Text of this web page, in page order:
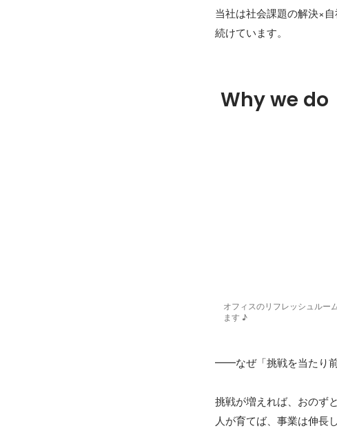
当社は社会課題の解決×
続けています。
Why we do
オフィスのリフレッシュルー
ます ♪
━━なぜ「挑戦を当たり
挑戦が増えれば、おのず
人が育てば、事業は伸長し